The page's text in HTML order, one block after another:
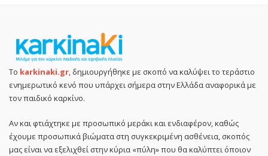
Το karkinaki.gr, δημιουργήθηκε με σκοπό να καλύψει το τεράστιο
ενημερωτικό κενό που υπάρχει σήμερα στην Ελλάδα αναφορικά με
τον παιδικό καρκίνο.
Αν και φτιάχτηκε με προσωπικό μεράκι και ενδιαφέρον, καθώς
έχουμε προσωπικά βιώματα στη συγκεκριμένη ασθένεια, σκοπός
μας είναι να εξελιχθεί στην κύρια «πύλη» που θα καλύπτει όποιον